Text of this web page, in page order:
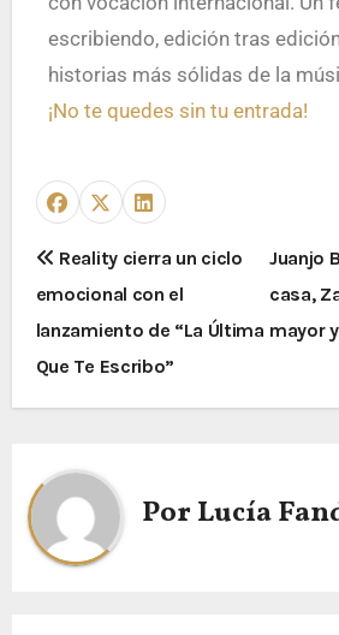
escribiendo, edición tras
historias más sólidas de la
¡No te quedes sin tu entrada!
Reality cierra un ciclo
emocional con el
lanzamiento de “La Última
Que Te Escribo”
Juanjo
casa,
mayor
PorLucía